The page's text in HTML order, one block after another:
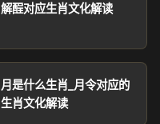
解酲对应生肖文化解读
月是什么生肖_月令对应的
生肖文化解读